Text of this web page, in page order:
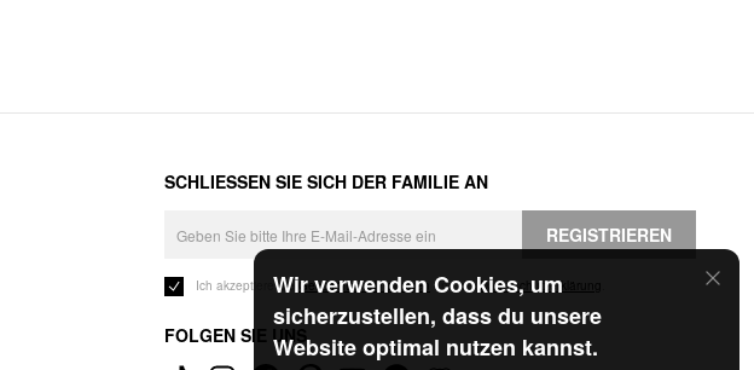
Wir verwenden Cookies, um
sicherzustellen, dass du unsere
Website optimal nutzen kannst.
SCHLIESSEN SIE SICH DER FAMILIE AN
REGISTRIEREN
Ich akzeptiere dieGeschäftsbedingungen und die Datenschutzerklärung
FOLGEN SIE UNS